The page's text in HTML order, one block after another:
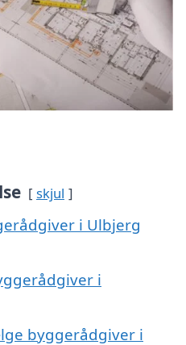
skjul
i Ulbjerg
i
byggerådgiver i